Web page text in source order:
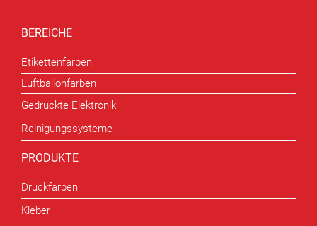
BEREICHE
Etikettenfarben
Luftballonfarben
Gedruckte Elektronik
Reinigungssysteme
PRODUKTE
Druckfarben
Kleber